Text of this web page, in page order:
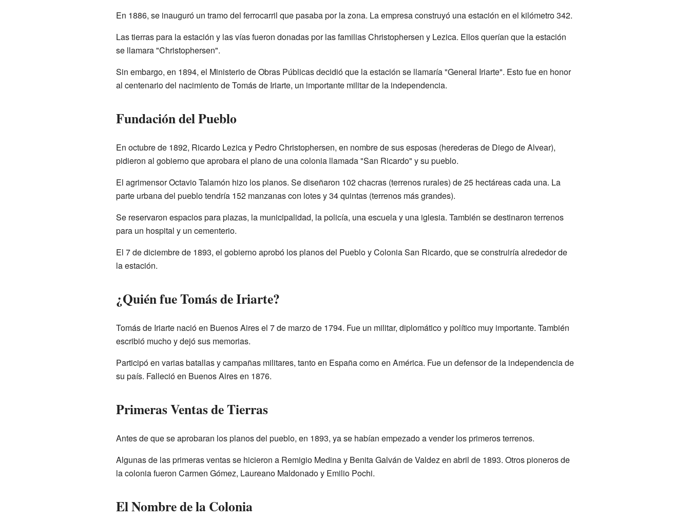
En 1886, se inauguró un tramo del ferrocarril que pasaba por la zona. La empresa construyó una estación en el kilómetro 342.
Las tierras para la estación y las vías fueron donadas por las familias Christophersen y Lezica. Ellos querían que la estación
se llamara "Christophersen".
Sin embargo, en 1894, el Ministerio de Obras Públicas decidió que la estación se llamaría "General Iriarte". Esto fue en honor
al centenario del nacimiento de Tomás de Iriarte, un importante militar de la independencia.
Fundación del Pueblo
En octubre de 1892, Ricardo Lezica y Pedro Christophersen, en nombre de sus esposas (herederas de Diego de Alvear),
pidieron al gobierno que aprobara el plano de una colonia llamada "San Ricardo" y su pueblo.
El agrimensor Octavio Talamón hizo los planos. Se diseñaron 102 chacras (terrenos rurales) de 25 hectáreas cada una. La
parte urbana del pueblo tendría 152 manzanas con lotes y 34 quintas (terrenos más grandes).
Se reservaron espacios para plazas, la municipalidad, la policía, una escuela y una iglesia. También se destinaron terrenos
para un hospital y un cementerio.
El 7 de diciembre de 1893, el gobierno aprobó los planos del Pueblo y Colonia San Ricardo, que se construiría alrededor de
la estación.
¿Quién fue Tomás de Iriarte?
Tomás de Iriarte nació en Buenos Aires el 7 de marzo de 1794. Fue un militar, diplomático y político muy importante. También
escribió mucho y dejó sus memorias.
Participó en varias batallas y campañas militares, tanto en España como en América. Fue un defensor de la independencia de
su país. Falleció en Buenos Aires en 1876.
Primeras Ventas de Tierras
Antes de que se aprobaran los planos del pueblo, en 1893, ya se habían empezado a vender los primeros terrenos.
Algunas de las primeras ventas se hicieron a Remigio Medina y Benita Galván de Valdez en abril de 1893. Otros pioneros de
la colonia fueron Carmen Gómez, Laureano Maldonado y Emilio Pochi.
El Nombre de la Colonia